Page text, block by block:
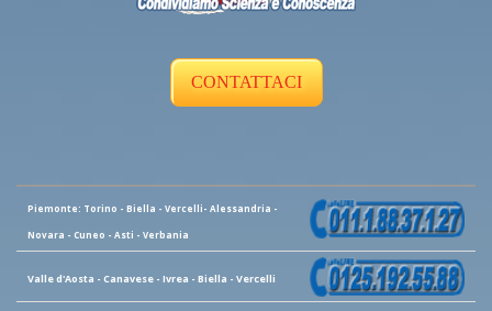
CONTATTACI
Piemonte: Torino - Biella - Vercelli- Alessandria -
Novara - Cuneo - Asti - Verbania
Valle d'Aosta - Canavese - Ivrea - Biella - Vercelli